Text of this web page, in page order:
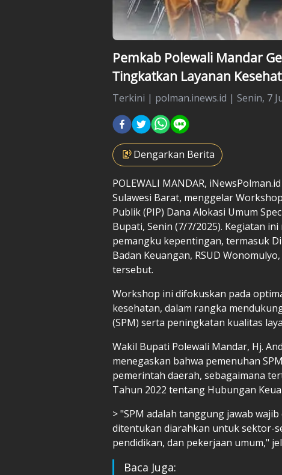
Pemkab Polewali Mandar
Tingkatkan Layanan
Terkini | polman.inews.id | Senin, 7
Dengarkan Berita
POLEWALI MANDAR,
Sulawesi Barat, menggelar
Publik (PIP) Dana Alokasi Umum
Bupati, Senin (7/7/2025). Kegiatan
pemangku kepentingan, termasuk
Badan Keuangan, RSUD
tersebut.
Workshop ini difokuskan pada
kesehatan, dalam rangka
(SPM) serta peningkatan kualitas
Wakil Bupati Polewali Mandar, Hj.
menegaskan bahwa pemenuhan
pemerintah daerah, sebagaimana
Tahun 2022 tentang Hubungan
> "SPM adalah tanggung jawab
ditentukan diarahkan untuk sektor-
pendidikan, dan pekerjaan umum,"
Baca Juga: